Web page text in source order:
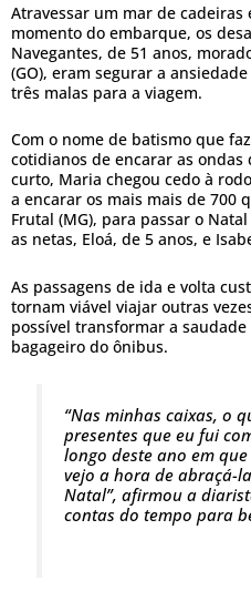
Atravessar um mar de cadeiras
momento do embarque, os
Navegantes, de 51 anos,
(GO), eram segurar a
três malas para a viagem.
Com o nome de batismo que
cotidianos de encarar as
curto, Maria chegou cedo à
a encarar os mais mais de 700
Frutal (MG), para passar o
as netas, Eloá, de 5 anos, e
As passagens de ida e volta
tornam viável viajar outras
possível transformar a
bagageiro do ônibus.
“Nas minhas caixas, o
presentes que eu fui
longo deste ano em
vejo a hora de abraçá-
Natal”, afirmou a
contas do tempo para